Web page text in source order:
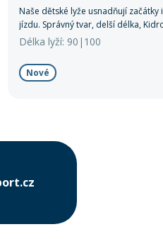
Naše dětské lyže usnadňují
jízdu. Správný tvar, delší délka,
zaoblená pata zajišťují stabilitu,
bezpečné brzdění.
Délka lyží: 90|100
Nové